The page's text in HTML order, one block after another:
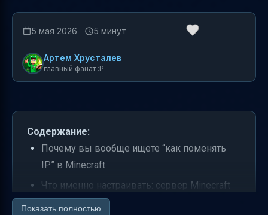
5 мая 2026 5 минут
Артем Хрусталев
главный фанат :P
Содержание:
Почему вы вообще ищете “как поменять
IP” в Minecraft
Что именно настраивать: сервер Minecraft
или DNS/домен
Показать полностью